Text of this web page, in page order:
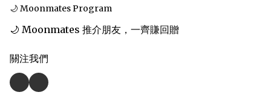
🌙 Moonmates Program
🌙 Moonmates 推介朋友，一齊賺回贈
關注我們